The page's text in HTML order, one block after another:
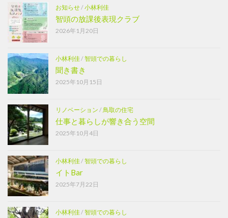
お知らせ/小林利佳
智頭の放課後表現クラブ
2026年1月20日
小林利佳/智頭での暮らし
聞き書き
2025年10月15日
リノベーション / 鳥取の住宅
仕事と暮らしが響き合う空間
2025年10月4日
小林利佳/智頭での暮らし
イトBar
2025年7月22日
小林利佳/智頭での暮らし